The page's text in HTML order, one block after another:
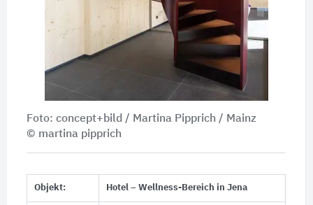
Foto: concept+bild / Martina Pipprich / Mainz
© martina pipprich
Objekt: Hotel – Wellness-Bereich in Jena